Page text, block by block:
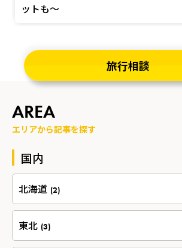
ットも～
旅行相談
AREA
エリアから記事を探す
国内
北海道 (2)
東北 (3)